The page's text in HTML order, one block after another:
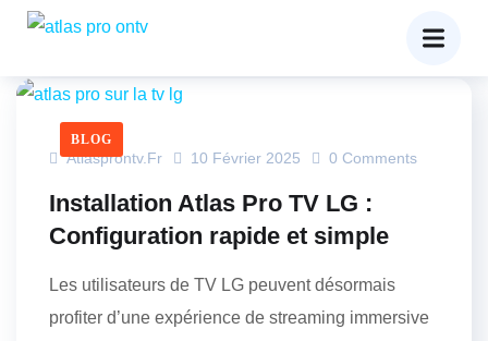
BLOG
Atlasprontv.fr 10 Février 2025 0 Comments
Installation Atlas Pro TV LG :
Configuration rapide et simple
Les utilisateurs de TV LG peuvent désormais
profiter d’une expérience de streaming immersive